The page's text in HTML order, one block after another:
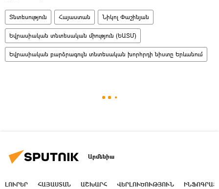
Տնտեսություն Հայաստան Նիկոլ Փաշինյան
Եվրասիական տնտեսական միություն (ԵԱՏՄ)
Եվրասիական բարձրագույն տնտեսական խորհրդի նիստը Երևանում
Արմենիա
ԼՈՒՐԵՐ ՀԱՅԱՍՏԱՆ ԱՇԽԱՐՀ ՎԵՐԼՈՒԾՈՒԹՅՈՒՆ